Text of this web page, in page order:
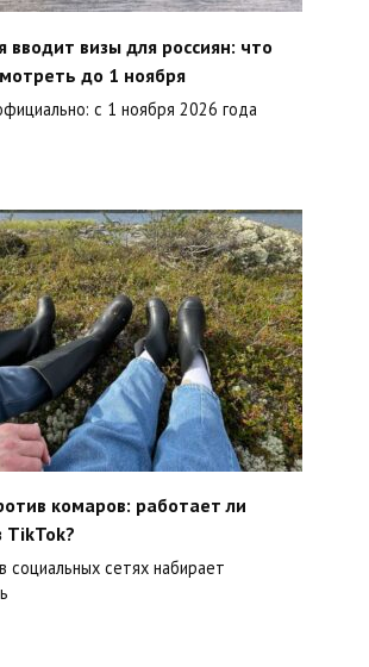
вводит визы для россиян: что
до 1 ноября
с 1 ноября 2026 года
комаров: работает ли
TikTok?
социальных сетях набирает